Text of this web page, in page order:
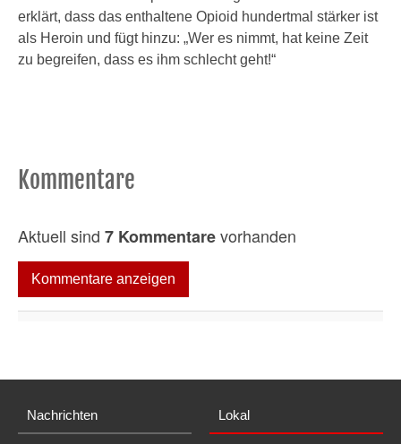
erklärt, dass das enthaltene Opioid hundertmal stärker ist
als Heroin und fügt hinzu: „Wer es nimmt, hat keine Zeit
zu begreifen, dass es ihm schlecht geht!“
Kommentare
Aktuell sind 7 Kommentarevorhanden
Kommentare anzeigen
Nachrichten Lokal